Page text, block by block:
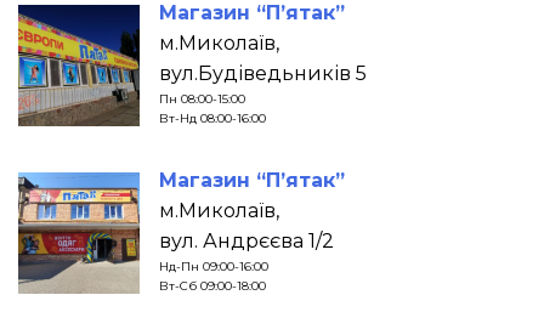
Магазин “П’ятак”
м.Миколаїв,
вул.Будіведьників 5
Пн 08:00-15:00
Вт-Нд 08:00-16:00
Магазин “П’ятак”
м.Миколаїв,
вул. Андрєєва 1/2
Нд-Пн 09:00-16:00
Вт-Сб 09:00-18:00